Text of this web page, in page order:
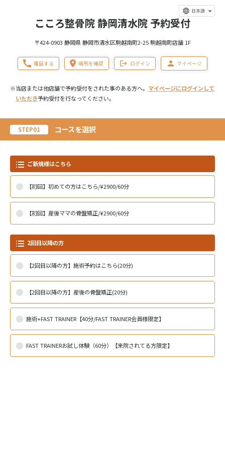
日本語
こころ整骨院 静岡清水院 予約受付
〒424-0903 静岡県 静岡市清水区駒越南町2-25 駒越南町店舗 1F
電話する 場所を確認 ログイン マイページ
※当店または他店舗で予約受付をされた事のある方へ。 マイページにログインして
いただき予約受付を行なってください。
STEP01 コースを選択
ご新規様はこちら
【初回】初めての方はこちら/¥2900/60分
【初回】産後ママの骨盤矯正/¥2900/60分
2回目以降の方
【2回目以降の方】施術予約はこちら(20分)
【2回目以降の方】産後の骨盤矯正(20分)
施術+FAST TRAINER【40分/FAST TRAINER会員様限定】
FAST TRAINERお試し体験（60分）【来院されてる方限定】